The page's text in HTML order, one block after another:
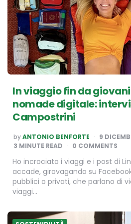
In viaggio fin da
nomade digitale:
Campostrini
POSTED
BY
byANTONIO BENFORTE
9
3 MINUTE READ 0 COMMENTS
Ho incrociato i viaggi e i post di
accade, girovagando su
pubblici o privati, che parlano di
viaggi…